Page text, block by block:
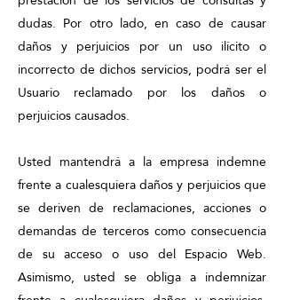
dudas. Por otro lado, en caso de causar
daños y perjuicios por un uso ilícito o
incorrecto de dichos servicios, podrá ser el
Usuario reclamado por los daños o
perjuicios causados.
Usted mantendrá a la empresa indemne
frente a cualesquiera daños y perjuicios que
se deriven de reclamaciones, acciones o
demandas de terceros como consecuencia
de su acceso o uso del Espacio Web.
Asimismo, usted se obliga a indemnizar